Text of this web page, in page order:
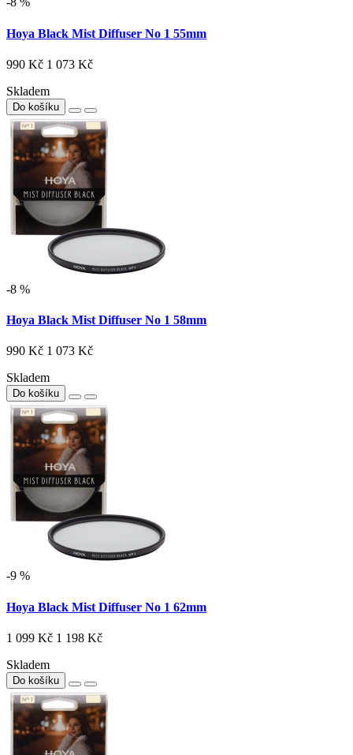
Hoya Black Mist Diffuser No 1 55mm
990 Kč 1 073 Kč
Skladem
Do košíku
-8 %
Hoya Black Mist Diffuser No 1 58mm
990 Kč 1 073 Kč
Skladem
Do košíku
-9 %
Hoya Black Mist Diffuser No 1 62mm
1 099 Kč 1 198 Kč
Skladem
Do košíku